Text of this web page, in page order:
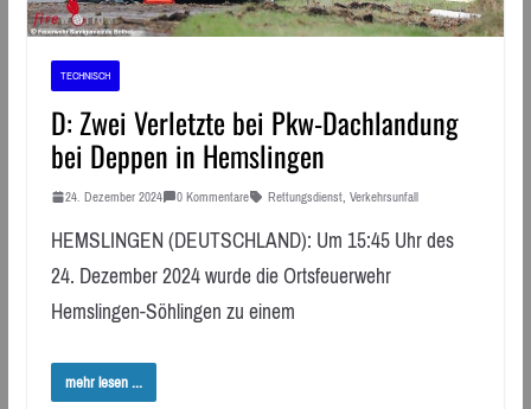
TECHNISCH
D: Zwei Verletzte bei Pkw-Dachlandung
bei Deppen in Hemslingen
24. Dezember 2024 0 Kommentare Rettungsdienst, Verkehrsunfall
HEMSLINGEN (DEUTSCHLAND): Um 15:45 Uhr des
24. Dezember 2024 wurde die Ortsfeuerwehr
Hemslingen-Söhlingen zu einem
mehr lesen ...